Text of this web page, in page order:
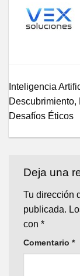
Inteligencia
Descubrimiento,
Desafíos Éticos
Deja una
Tu dirección
publicada.
con *
Comentario *